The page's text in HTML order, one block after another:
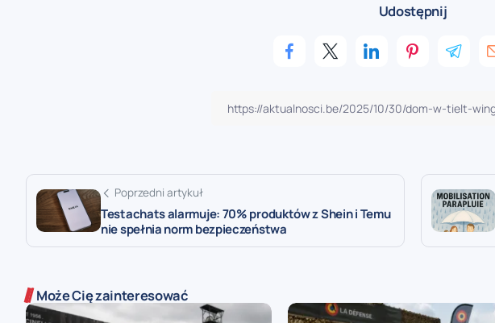
Udostępnij
Poprzedni artykuł
Testachats alarmuje: 70% produktów z Shein i Temu
nie spełnia norm bezpieczeństwa
Może Cię zainteresować